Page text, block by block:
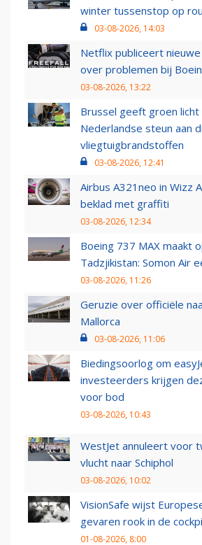
winter tussenstop op
03-08-2026, 14:03
Netflix publiceert
over problemen bij
03-08-2026, 13:22
Brussel geeft groen
Nederlandse steun aan
vliegtuigbrandstoffen
03-08-2026, 12:41
Airbus A321neo in Wizz
beklad met graffiti
03-08-2026, 12:34
Boeing 737 MAX maakt
Tadzjikistan: Somon Air
03-08-2026, 11:26
Geruzie over officiële
Mallorca
03-08-2026, 11:06
Biedingsoorlog om
investeerders krijgen
voor bod
03-08-2026, 10:43
WestJet annuleert voor
vlucht naar Schiphol
03-08-2026, 10:02
VisionSafe wijst
gevaren rook in de
01-08-2026, 8:00